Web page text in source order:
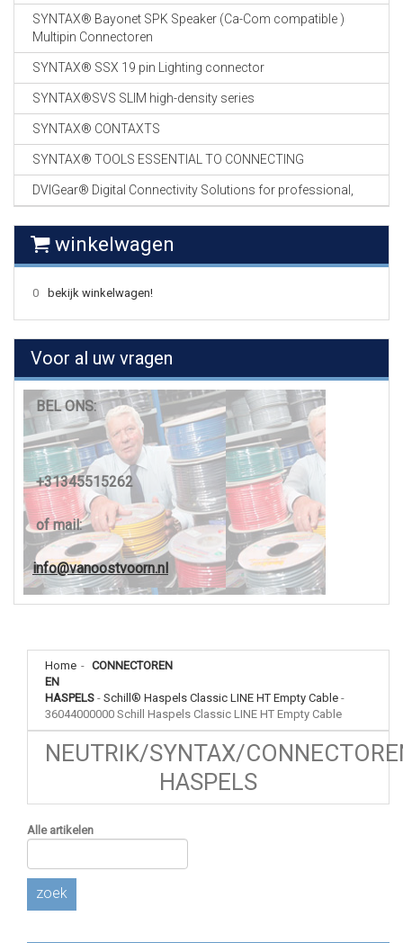
SYNTAX® Bayonet SPK Speaker (Ca-Com compatible )
Multipin Connectoren
SYNTAX® SSX 19 pin Lighting connector
SYNTAX®SVS SLIM high-density series
SYNTAX® CONTAXTS
SYNTAX® TOOLS ESSENTIAL TO CONNECTING
DVIGear® Digital Connectivity Solutions for professional,
winkelwagen
0 bekijk winkelwagen!
Voor al uw vragen
BEL ONS:
+31345515262
of mail:
info@vanoostvoorn.nl
Home - CONNECTOREN
EN
HASPELS - Schill® Haspels Classic LINE HT Empty Cable -
36044000000 Schill Haspels Classic LINE HT Empty Cable
NEUTRIK/SYNTAX/
HASPELS
Alle artikelen
zoek